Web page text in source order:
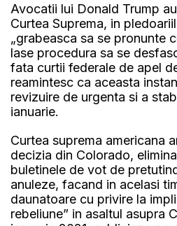
Avocatii lui Donald Trump
Curtea Suprema, in
„grabeasca sa se pronunte
lase procedura sa se
fata curtii federale de apel
reamintesc ca aceasta
revizuire de urgenta si a
ianuarie.
Curtea suprema americana
decizia din Colorado,
buletinele de vot de
anuleze, facand in acelasi
daunatoare cu privire la
rebeliune” in asaltul asupra